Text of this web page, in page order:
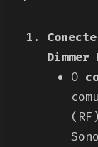
Dimmer
O